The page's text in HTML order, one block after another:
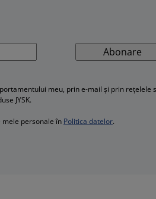
Abonare
meu, prin e-mail și prin rețelele
JYSK.
mele personale în Politica datelor.